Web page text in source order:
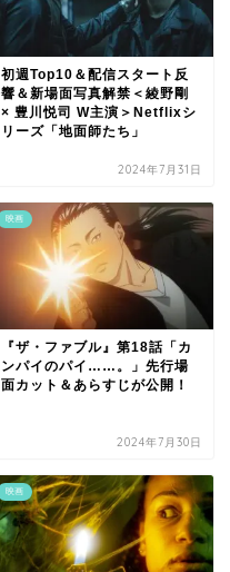
初週Top10＆配信スタート反
響＆新場面写真解禁＜綾野剛
× 豊川悦司 W主演＞Netflixシ
リーズ「地面師たち」
2024年7月31日
映画
『ザ・ファブル』第18話「カ
ンパイのパイ……。」先行場
面カット＆あらすじが公開！
2024年7月30日
映画